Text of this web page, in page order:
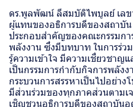
ดร.พูลพัฒน์ ลีสมบัติไพบูลย์ เลข
ผู้แทนของอธิการบดีของสถาบั
ประกอบสำคัญของคณะกรรมกา
พลังงาน ซึ่งมีบทบาท ในการร่
รู้ความเข้าใจ มีความเชี่ยวชาญ
เป็นกรรมการกำกับกิจการพลัง
กระบวนการสรรหาเป็นไปอย่า
มีส่วนร่วมของทุกภาคส่วนตาม
เชิญชวนอธิการบดีของสถาบั